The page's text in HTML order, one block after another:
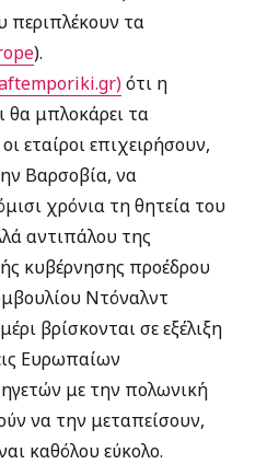
περιπλέκουν τα
).
ότι η
θα μπλοκάρει τα
εταίροι επιχειρήσουν,
Βαρσοβία, να
χρόνια τη θητεία του
αντιπάλου της
κυβέρνησης προέδρου
Ντόναλντ
βρίσκονται σε εξέλιξη
Ευρωπαίων
με την πολωνική
να την μεταπείσουν,
καθόλου εύκολο.